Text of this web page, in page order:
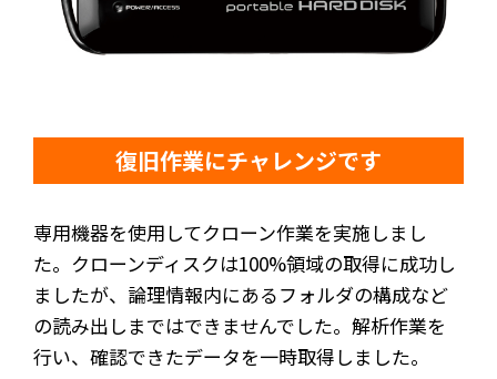
復旧作業にチャレンジです
専用機器を使用してクローン作業を実施しまし
た。クローンディスクは100%領域の取得に成功し
ましたが、論理情報内にあるフォルダの構成など
の読み出しまではできませんでした。解析作業を
行い、確認できたデータを一時取得しました。